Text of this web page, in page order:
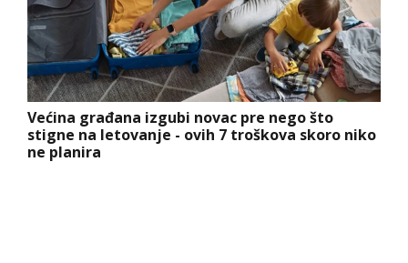
Većina građana izgubi novac pre nego što
stigne na letovanje - ovih 7 troškova skoro niko
ne planira